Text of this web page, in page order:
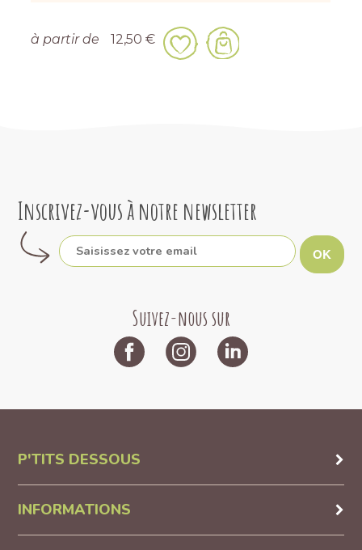
à partir de 12,50 €
Inscrivez-vous à notre newsletter
OK
Suivez-nous sur
P'TITS DESSOUS
INFORMATIONS